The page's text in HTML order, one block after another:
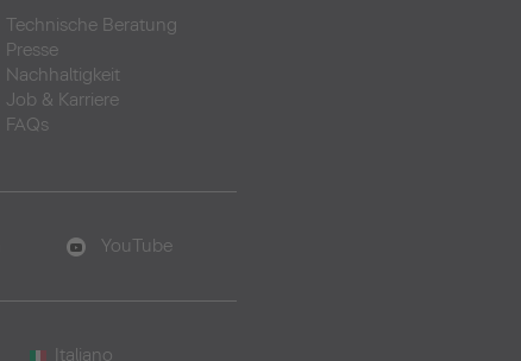
Technische Beratung
Presse
Nachhaltigkeit
Job & Karriere
FAQs
YouTube
Italiano